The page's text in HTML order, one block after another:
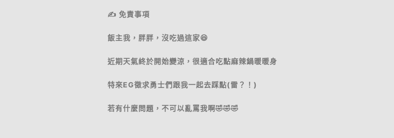
✍️ 免責事項
飯主我，胖胖，沒吃過這家😆
近期天氣終於開始變涼，很適合吃點麻辣鍋暖暖身
特來EG徵求勇士們跟我一起去踩點(雷？！)
若有什麼問題，不可以亂罵我啊🤣🤣🤣